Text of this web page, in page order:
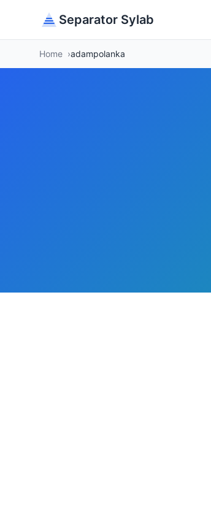
Separator Sylab
Home adampolanka